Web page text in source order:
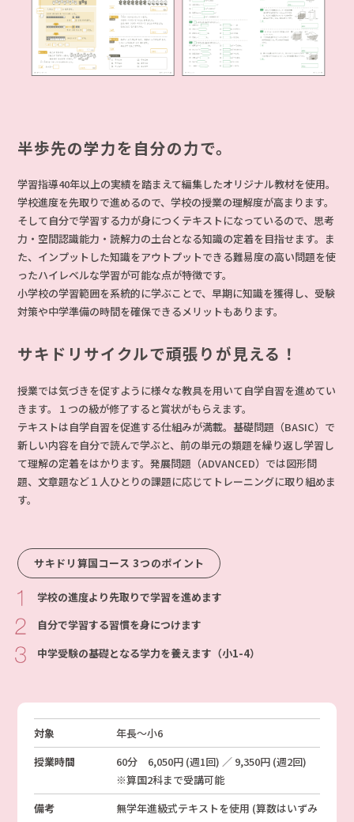
半歩先の学力を自分の力で。
学習指導40年以上の実績を踏まえて編集したオリジナル教材を使用。
学校進度を先取りで進めるので、学校の授業の理解度が高まります。
そして自分で学習する力が身につくテキストになっているので、思考
力・空間認識能力・読解力の土台となる知識の定着を目指せます。ま
た、インプットした知識をアウトプットできる難易度の高い問題を使
ったハイレベルな学習が可能な点が特徴です。
小学校の学習範囲を系統的に学ぶことで、早期に知識を獲得し、受験
対策や中学準備の時間を確保できるメリットもあります。
サキドリサイクルで頑張りが見える！
授業では気づきを促すように様々な教具を用いて自学自習を進めてい
きます。１つの級が修了すると賞状がもらえます。
テキストは自学自習を促進する仕組みが満載。基礎問題（BASIC）で
新しい内容を自分で読んで学ぶと、前の単元の類題を繰り返し学習し
て理解の定着をはかります。発展問題（ADVANCED）では図形問
題、文章題など１人ひとりの課題に応じてトレーニングに取り組めま
す。
サキドリ算国コース 3つのポイント
学校の進度より先取りで学習を進めます
自分で学習する習慣を身につけます
中学受験の基礎となる学力を養えます（小1-4）
対象
年長〜小6
授業時間
60分 6,050円 (週1回) ／ 9,350円 (週2回)
※算国2科まで受講可能
備考
無学年進級式テキストを使用 (算数はいずみ